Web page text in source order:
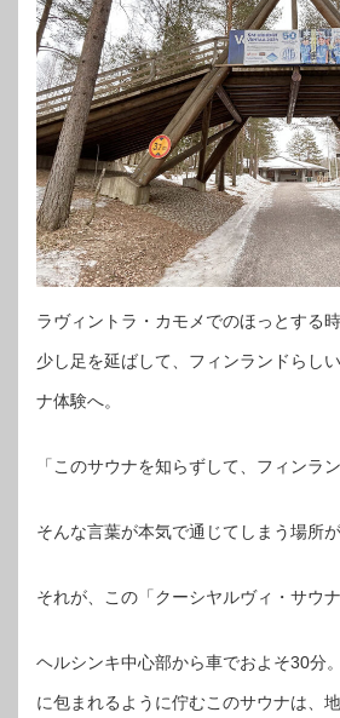
ラヴィントラ・カモメでのほっとする
少し足を延ばして、フィンランドらし
ナ体験へ。
「このサウナを知らずして、フィンラ
そんな言葉が本気で通じてしまう場所が
それが、この「クーシヤルヴィ・サウナ
ヘルシンキ中心部から車でおよそ30分
に包まれるように佇むこのサウナは、